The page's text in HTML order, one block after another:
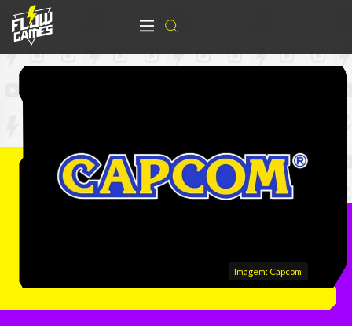
Imagem: Capcom